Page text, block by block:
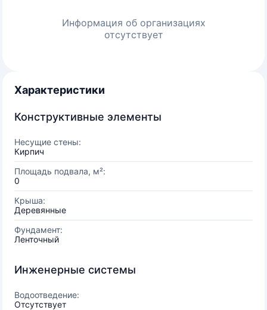
Информация об организациях
отсутствует
Характеристики
Конструктивные элементы
Несущие стены:
Кирпич
Площадь подвала, м²:
0
Крыша:
Деревянные
Фундамент:
Ленточный
Инженерные системы
Водоотведение:
Отсутствует